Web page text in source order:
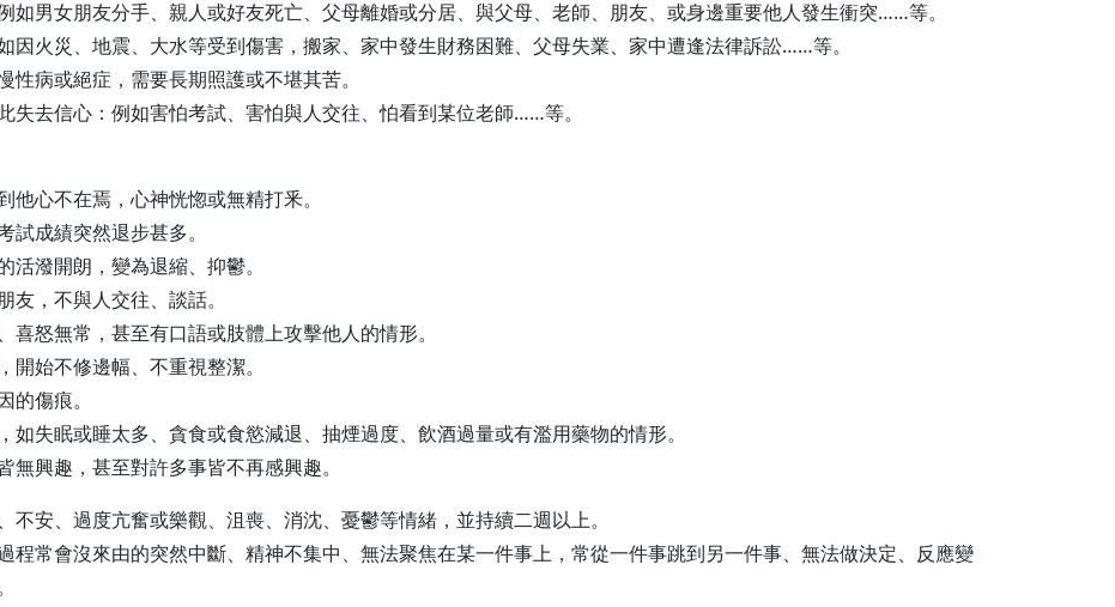
如男女朋友分手、親人或好友死亡、父母離婚或分居、與父母、老師、朋友、或身邊重要他人發生衝突……等。
因火災、地震、大水等受到傷害，搬家、家中發生財務困難、父母失業、家中遭逢法律訴訟……等。
性病或絕症，需要長期照護或不堪其苦。
失去信心：例如害怕考試、害怕與人交往、怕看到某位老師……等。
他心不在焉，心神恍惚或無精打釆。
成績突然退步甚多。
活潑開朗，變為退縮、抑鬱。
，不與人交往、談話。
喜怒無常，甚至有口語或肢體上攻擊他人的情形。
開始不修邊幅、不重視整潔。
的傷痕。
如失眠或睡太多、貪食或食慾減退、抽煙過度、飲酒過量或有濫用藥物的情形。
無興趣，甚至對許多事皆不再感興趣。
不安、過度亢奮或樂觀、沮喪、消沈、憂鬱等情緒，並持續二週以上。
程常會沒來由的突然中斷、精神不集中、無法聚焦在某一件事上，常從一件事跳到另一件事、無法做決定、反應變